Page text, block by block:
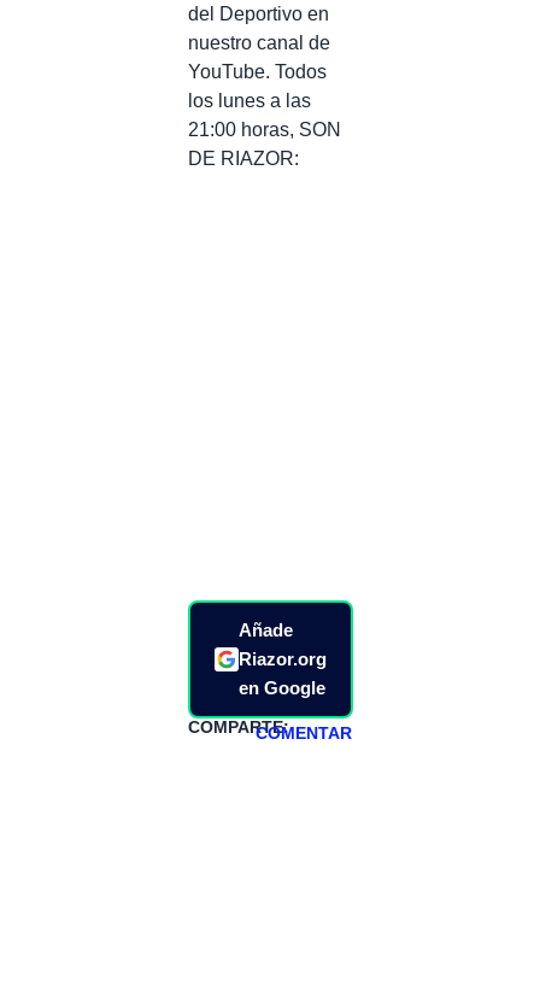
del Deportivo en
nuestro canal de
YouTube. Todos
los lunes a las
21:00 horas, SON
DE RIAZOR:
Añade
Riazor.org
en Google
COMPARTE:COMENTAR